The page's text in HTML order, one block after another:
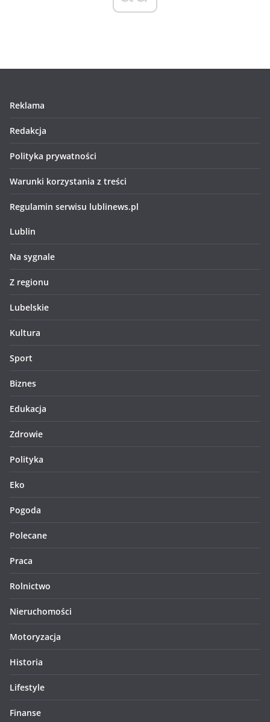
Reklama
Redakcja
Polityka prywatności
Warunki korzystania z treści
Regulamin serwisu lublinews.pl
Lublin
Na sygnale
Z regionu
Lubelskie
Kultura
Sport
Biznes
Edukacja
Zdrowie
Polityka
Eko
Pogoda
Polecane
Praca
Rolnictwo
Nieruchomości
Motoryzacja
Historia
Lifestyle
Finanse